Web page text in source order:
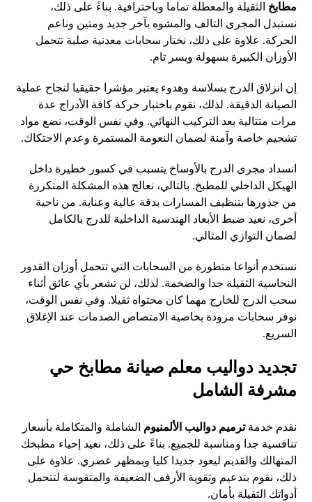
مطابخ الثقيلة والمعطلة تماما وباحترافية. بناءً على ذلك،
نستبدل المجرى التالف والمشوه بآخر جديد ومتين وناعم
الحركة. علاوة على ذلك، نختار سحابات معدنية صلبة تتحمل
الأوزان الكبيرة بسهولة ويسر تام.
إن انزلاق الدرج بسلاسة وهدوء يعتبر مؤشرا حقيقيا لنجاح عملية
الصيانة الدقيقة. لذلك، نقوم باختبار حركة كافة الأدراج عدة
مرات متتالية بعد التركيب النهائي. وفي نفس الوقت، نضع مواد
تشحيم خاصة وآمنة لضمان النعومة المستمرة وعدم الاحتكاك.
انسداد مجرى الدرج بالأوساخ يتسبب في كسور خطيرة داخل
الهيكل الداخلي للمطبخ. بالتالي، نعالج هذه المشكلة المتكررة
من جذورها بتنظيف المسارات بدقة عالية وعناية. من ناحية
أخرى، نعيد ضبط الأبعاد الهندسية الداخلية للدرج بالكامل
لضمان التوازي المثالي.
نستخدم أنواعا متطورة من السحابات التي تتحمل أوزان القدور
النحاسية الثقيلة جدا والضخمة. لذلك، لن تشعر بأي عائق أثناء
سحب الدرج للخارج مهما كان محتواه ثقيلا. وفي نفس الوقت،
نوفر سحابات مزودة بخاصية الامتصاص الصدمات عند الإغلاق
السريع.
تجديد دواليب معلم صيانة مطابخ حي
مشرفة الشامل
نقدم خدمةترميم دواليب الألمنيوم الشاملة والمتكاملة بأسعار
تنافسية جدا ومناسبة للجميع. بناءً على ذلك، نعيد إحياء مطبخك
المتهالك والقديم ليعود جديدا كليا وبمظهر عصري. علاوة على
ذلك، نقوم بتدعيم وتقوية الأرفف الضعيفة والمتقوسة لتتحمل
أدواتك الثقيلة بأمان.